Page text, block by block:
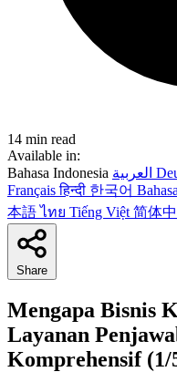
14 min read
Available in:
Bahasa Indonesia
Françaisहिन्दी 한국어
本語ไทย Tiếng Việt 简体
Share
Mengapa Bisnis
Layanan
Komprehensif (1/